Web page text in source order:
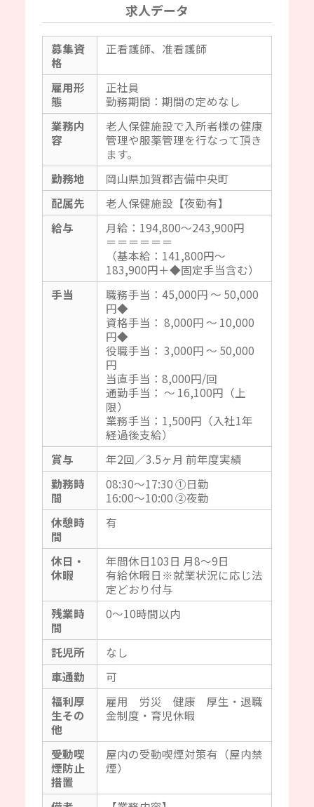
求人データ
募集資
格
正看護師、准看護師
雇用形
態
正社員
勤務期間：期間の定めなし
業務内
容
老人保健施設で入所者様の健康
管理や服薬管理を行なって頂き
ます。
勤務地
岡山県加賀郡吉備中央町
配属先
老人保健施設【夜勤有】
給与
月給：194,800～243,900円
＝＝＝＝＝＝
（基本給：141,800円～
183,900円＋◆固定手当含む）
手当
職務手当：45,000円 ～ 50,000
円◆
資格手当： 8,000円 ～ 10,000
円◆
役職手当： 3,000円 ～ 50,000
円
当直手当：8,000円/回
通勤手当： ～ 16,100円（上
限）
業務手当：1,500円（入社1年
経過後支給）
賞与
年2回／3.5ヶ月 前年度実績
勤務時
間
08:30～17:30 ①日勤
16:00～10:00 ②夜勤
休憩時
間
有
休日・
休暇
年間休日103日 月8～9日
有給休暇日※就業状況に応じ法
定どおり付与
残業時
間
0～10時間以内
託児所
なし
車通勤
可
福利厚
生その
他
雇用 労災 健康 厚生・退職
金制度・育児休暇
受動喫
煙防止
措置
屋内の受動喫煙対策有（屋内禁
煙）